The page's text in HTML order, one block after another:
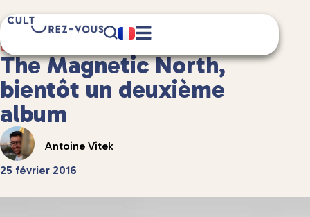
Culture
1 minute(s) de lecture
The Magnetic North,
bientôt un deuxième
album
Antoine Vitek
25 février 2016